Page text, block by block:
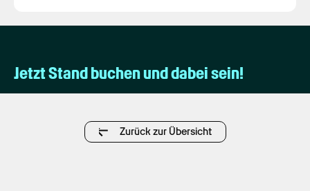
Jetzt Stand buchen und dabei sein!
Zurück zur Übersicht